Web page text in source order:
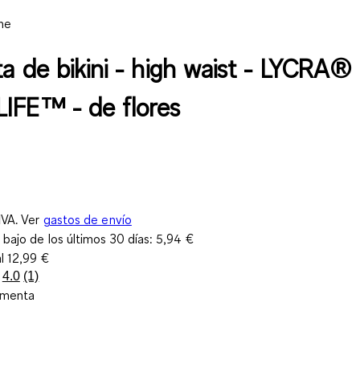
de bikini - high waist - LYCRA®
- de flores
Ver gastos de envío
bajo de los últimos 30 días: 5,94 €
12,99 €
4.0 Lea
1
(1)